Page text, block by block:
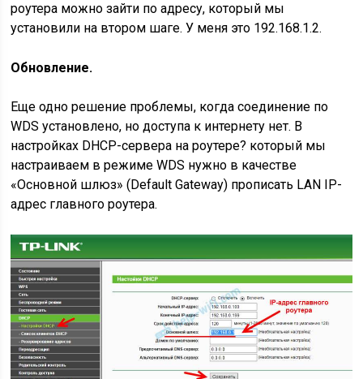
роутера можно зайти по адресу, который мы
установили на втором шаге. У меня это 192.168.1.2.
Обновление.
Еще одно решение проблемы, когда соединение по
WDS установлено, но доступа к интернету нет. В
настройках DHCP-сервера на роутере? который мы
настраиваем в режиме WDS нужно в качестве
«Основной шлюз» (Default Gateway) прописать LAN IP-
адрес главного роутера.